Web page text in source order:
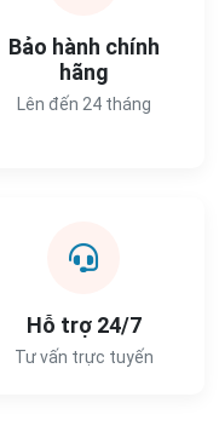
Bảo hành chính
hãng
Lên đến 24 tháng
Hỗ trợ 24/7
Tư vấn trực tuyến